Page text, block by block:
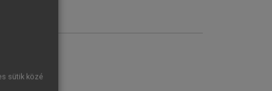
sütik közé